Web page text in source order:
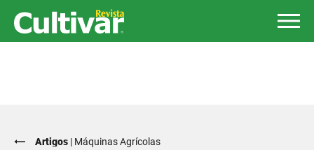
Artigos | Máquinas Agrícolas